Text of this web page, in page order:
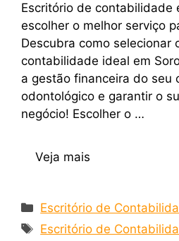
Escritório de contabilidade
escolher o melhor serviço
Descubra como selecionar
contabilidade ideal em
a gestão financeira do seu
odontológico e garantir o
negócio! Escolher o …
Veja mais
Escritório de
Escritório de